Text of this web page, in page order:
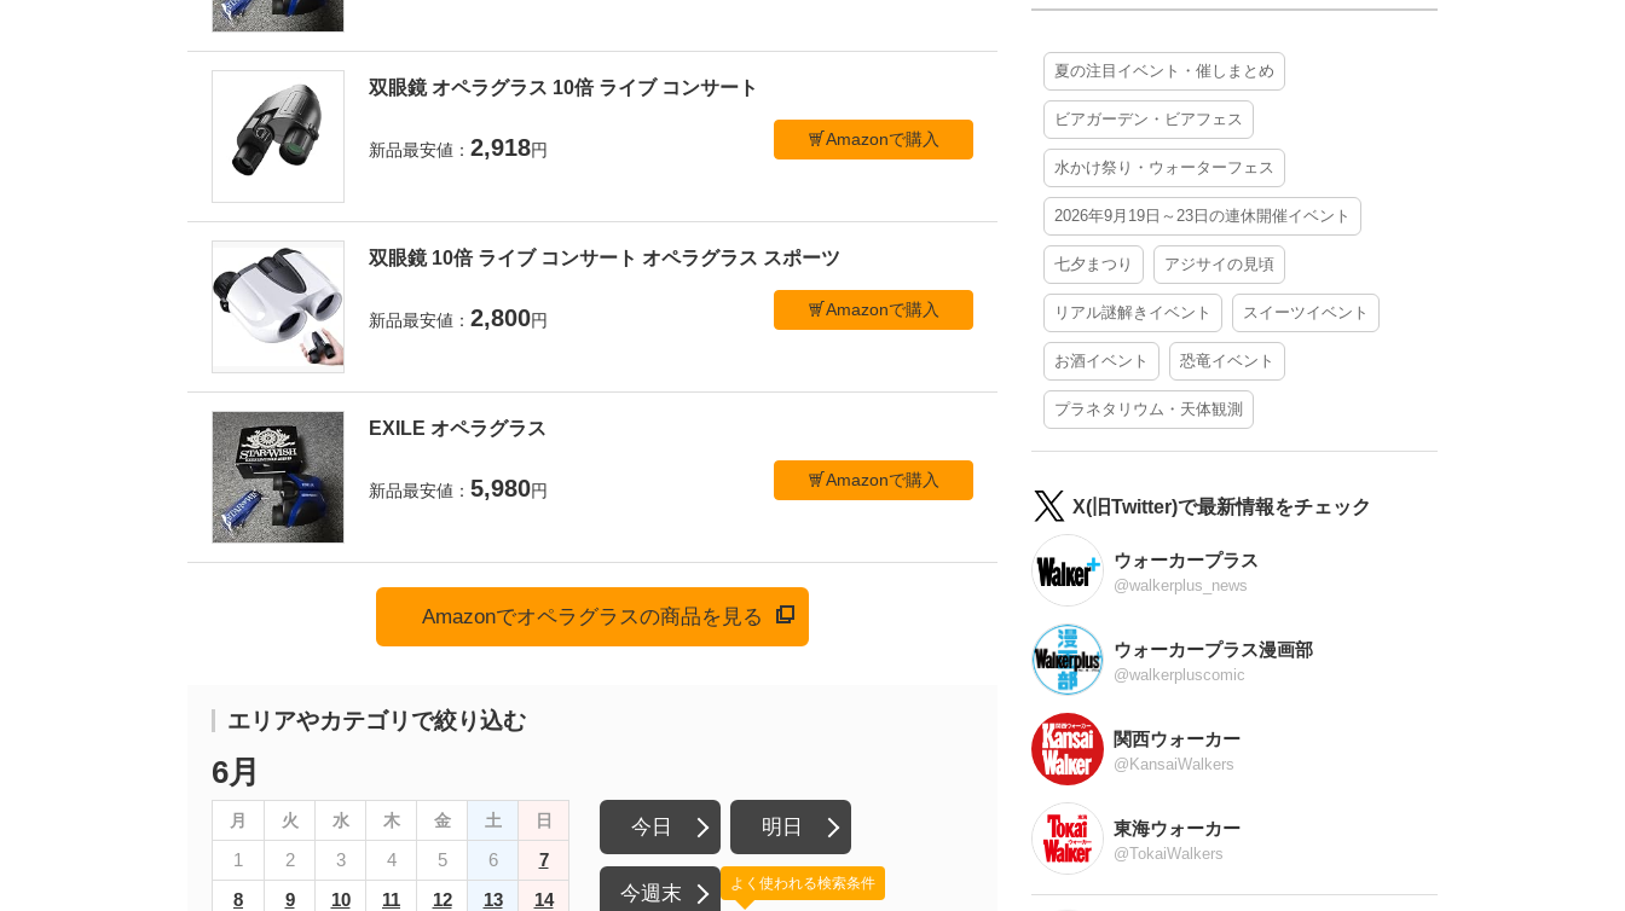
双眼鏡 オペラグラス 10倍 ライブ コンサート
新品最安値： 2,918円
Amazonで購入
双眼鏡 10倍 ライブ コンサート オペラグラス スポーツ
新品最安値： 2,800円
Amazonで購入
EXILE オペラグラス
新品最安値： 5,980円
Amazonで購入
Amazonでオペラグラスの商品を見る
エリアやカテゴリで絞り込む
6月
月 火 水 木 金 土 日
1 2 3 4 5 6
7
8
9 10 11 12 13
14
今日 明日
今週末 よく使われる検索条件
夏の注目イベント・催しまとめ
ビアガーデン・ビアフェス
水かけ祭り・ウォーターフェス
2026年9月19日～23日の連休開催イベント
七夕まつり アジサイの見頃
リアル謎解きイベント スイーツイベント
お酒イベント 恐竜イベント
プラネタリウム・天体観測
X(旧Twitter)で最新情報をチェック
ウォーカープラス
@walkerplus_news
ウォーカープラス漫画部
@walkerpluscomic
関西ウォーカー
@KansaiWalkers
東海ウォーカー
@TokaiWalkers